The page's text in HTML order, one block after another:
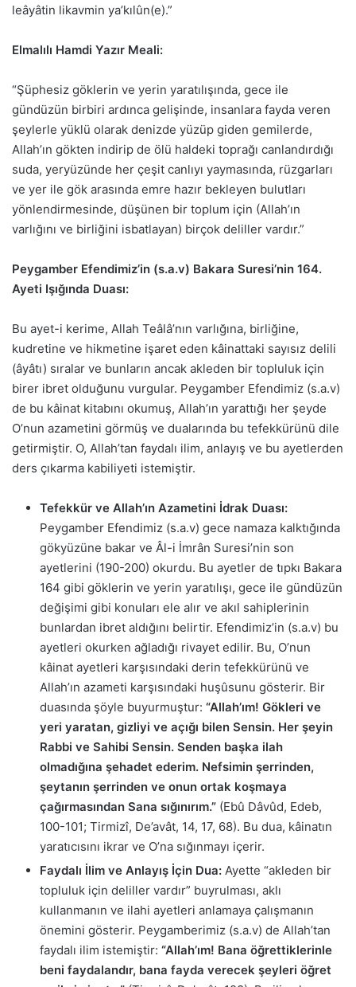
leâyâtin likavmin ya’kılûn(e).”
Elmalılı Hamdi Yazır Meali:
“Şüphesiz göklerin ve yerin yaratılışında, gece ile
gündüzün birbiri ardınca gelişinde, insanlara fayda veren
şeylerle yüklü olarak denizde yüzüp giden gemilerde,
Allah’ın gökten indirip de ölü haldeki toprağı canlandırdığı
suda, yeryüzünde her çeşit canlıyı yaymasında, rüzgarları
ve yer ile gök arasında emre hazır bekleyen bulutları
yönlendirmesinde, düşünen bir toplum için (Allah’ın
varlığını ve birliğini isbatlayan) birçok deliller vardır.”
Peygamber Efendimiz’in (s.a.v) Bakara Suresi’nin 164.
Ayeti Işığında Duası:
Bu ayet-i kerime, Allah Teâlâ’nın varlığına, birliğine,
kudretine ve hikmetine işaret eden kâinattaki sayısız delili
(âyâtı) sıralar ve bunların ancak akleden bir topluluk için
birer ibret olduğunu vurgular. Peygamber Efendimiz (s.a.v)
de bu kâinat kitabını okumuş, Allah’ın yarattığı her şeyde
O’nun azametini görmüş ve dualarında bu tefekkürünü dile
getirmiştir. O, Allah’tan faydalı ilim, anlayış ve bu ayetlerden
ders çıkarma kabiliyeti istemiştir.
Tefekkür ve Allah’ın Azametini İdrak Duası:
Peygamber Efendimiz (s.a.v) gece namaza kalktığında
gökyüzüne bakar ve Âl-i İmrân Suresi’nin son
ayetlerini (190-200) okurdu. Bu ayetler de tıpkı Bakara
164 gibi göklerin ve yerin yaratılışı, gece ile gündüzün
değişimi gibi konuları ele alır ve akıl sahiplerinin
bunlardan ibret aldığını belirtir. Efendimiz’in (s.a.v) bu
ayetleri okurken ağladığı rivayet edilir. Bu, O’nun
kâinat ayetleri karşısındaki derin tefekkürünü ve
Allah’ın azameti karşısındaki huşûsunu gösterir. Bir
duasında şöyle buyurmuştur: “Allah’ım! Gökleri ve
yeri yaratan, gizliyi ve açığı bilen Sensin. Her şeyin
Rabbi ve Sahibi Sensin. Senden başka ilah
olmadığına şehadet ederim. Nefsimin şerrinden,
şeytanın şerrinden ve onun ortak koşmaya
çağırmasından Sana sığınırım.” (Ebû Dâvûd, Edeb,
100-101; Tirmizî, De’avât, 14, 17, 68). Bu dua, kâinatın
yaratıcısını ikrar ve O’na sığınmayı içerir.
Faydalı İlim ve Anlayış İçin Dua: Ayette “akleden bir
topluluk için deliller vardır” buyrulması, aklı
kullanmanın ve ilahi ayetleri anlamaya çalışmanın
önemini gösterir. Peygamberimiz (s.a.v) de Allah’tan
faydalı ilim istemiştir: “Allah’ım! Bana öğrettiklerinle
beni faydalandır, bana fayda verecek şeyleri öğret